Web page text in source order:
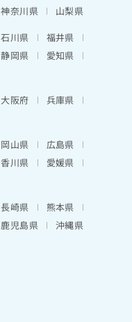
神奈川県
山梨県
石川県
福井県
静岡県
愛知県
大阪府
兵庫県
岡山県
広島県
香川県
愛媛県
長崎県
熊本県
鹿児島県 沖縄県